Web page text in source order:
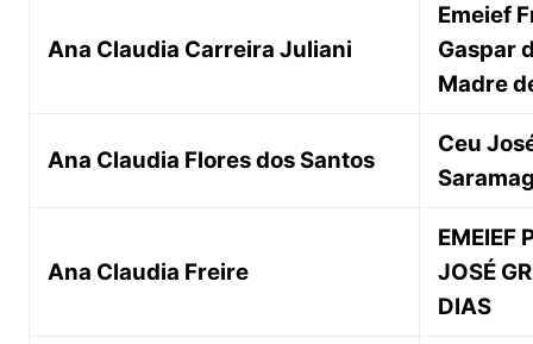
Ana Claudia Carreira Juliani
Emeief
Gaspar
Madre
Ana Claudia Flores dos Santos
Ceu
Ana Claudia Freire
EMEIEF
JOSÉ
DIAS